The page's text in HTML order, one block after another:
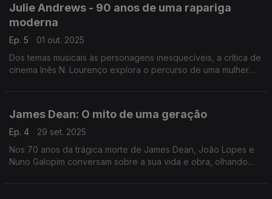
Taylor e o orgulho da terra natal.
Julie Andrews - 90 anos de uma rapariga
moderna
Ep. 5
01 out. 2025
Dos temas musicais às personagens inesquecíveis, a crítica de
cinema Inês N. Lourenço explora o percurso de uma mulher
James Dean: O mito de uma geração
Ep. 4
29 set. 2025
Nos 70 anos da trágica morte de James Dean, João Lopes e
Nuno Galopim conversam sobre a sua vida e obra, olhando